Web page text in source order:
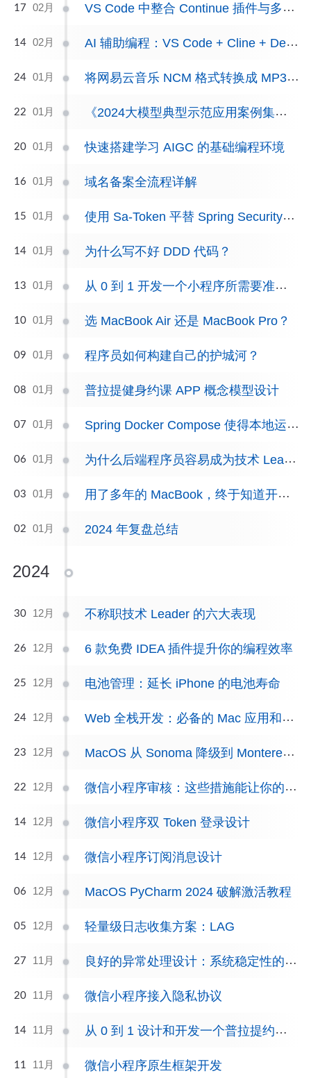
17 02月 VS Code 中整合 Continue 插件与多平台 DeepSeek 模型，全面提升编程体验
14 02月 AI 辅助编程：VS Code + Cline + DeepSeek
24 01月 将网易云音乐 NCM 格式转换成 MP3 或 FLAC 格式
22 01月 《2024大模型典型示范应用案例集》总结以及报告下载
20 01月 快速搭建学习 AIGC 的基础编程环境
16 01月 域名备案全流程详解
15 01月 使用 Sa-Token 平替 Spring Security，告别繁琐的认证与鉴权
14 01月 为什么写不好 DDD 代码？
13 01月 从 0 到 1 开发一个小程序所需要准备的资质
10 01月 选 MacBook Air 还是 MacBook Pro？
09 01月 程序员如何构建自己的护城河？
08 01月 普拉提健身约课 APP 概念模型设计
07 01月 Spring Docker Compose 使得本地运行项目无感依赖中间件
06 01月 为什么后端程序员容易成为技术 Leader？
03 01月 用了多年的 MacBook，终于知道开发为什么喜欢用它
02 01月 2024 年复盘总结
2024
30 12月 不称职技术 Leader 的六大表现
26 12月 6 款免费 IDEA 插件提升你的编程效率
25 12月 电池管理：延长 iPhone 的电池寿命
24 12月 Web 全栈开发：必备的 Mac 应用和工具
23 12月 MacOS 从 Sonoma 降级到 Monterey，体验大幅提升
22 12月 微信小程序审核：这些措施能让你的小程序快速过审！
14 12月 微信小程序双 Token 登录设计
14 12月 微信小程序订阅消息设计
06 12月 MacOS PyCharm 2024 破解激活教程
05 12月 轻量级日志收集方案：LAG
27 11月 良好的异常处理设计：系统稳定性的基础保障
20 11月 微信小程序接入隐私协议
14 11月 从 0 到 1 设计和开发一个普拉提约课 APP
11 11月 微信小程序原生框架开发